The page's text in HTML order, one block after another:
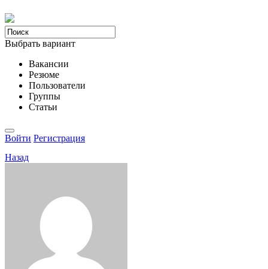
Выбрать вариант
Вакансии
Резюме
Пользователи
Группы
Статьи
Войти Регистрация
Назад